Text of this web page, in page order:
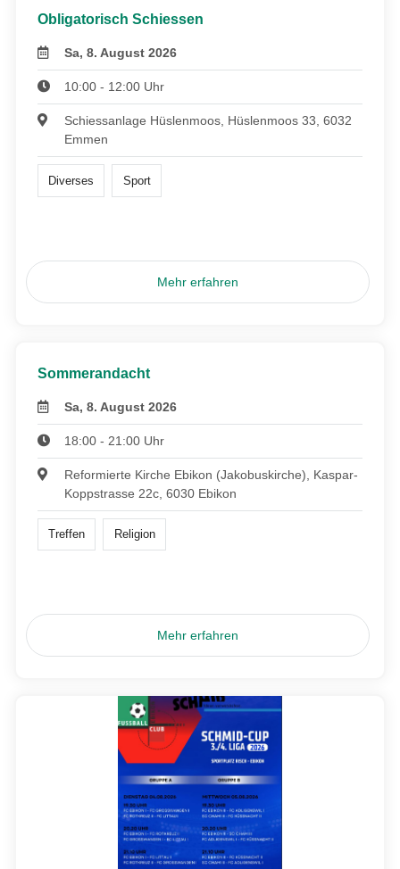
Obligatorisch Schiessen
Sa, 8. August 2026
10:00 - 12:00 Uhr
Schiessanlage Hüslenmoos, Hüslenmoos 33, 6032
Emmen
Diverses Sport
Mehr erfahren
Sommerandacht
Sa, 8. August 2026
18:00 - 21:00 Uhr
Reformierte Kirche Ebikon (Jakobuskirche), Kaspar-
Koppstrasse 22c, 6030 Ebikon
Treffen Religion
Mehr erfahren